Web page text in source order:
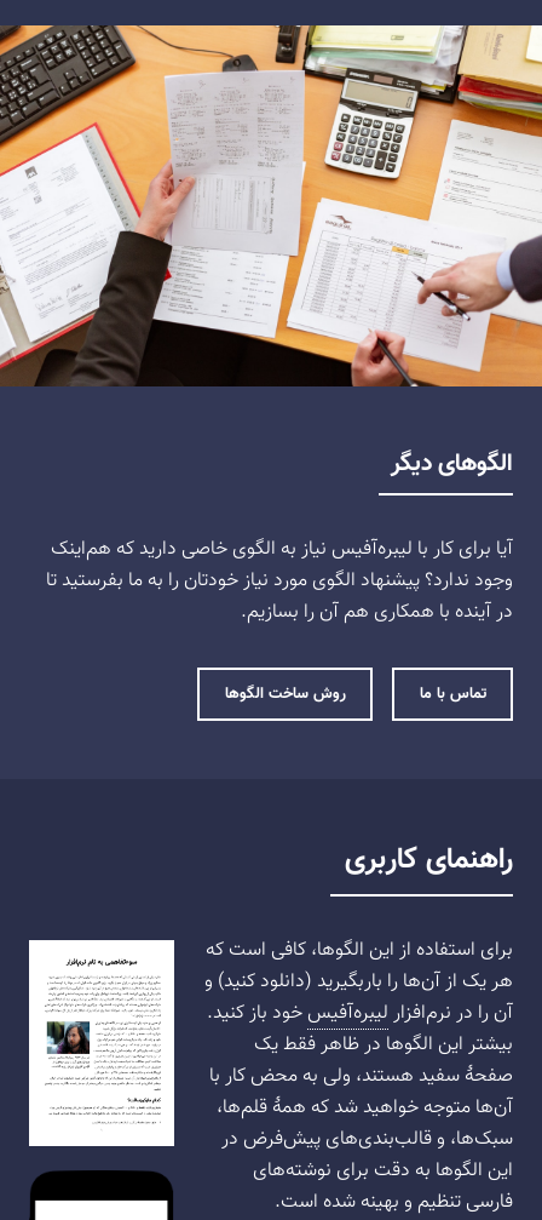
الگوهای دیگر
آیا برای کار با لیبره‌آفیس نیاز به الگوی خاصی دارید که هم‌اینک
وجود ندارد؟ پیشنهاد الگوی مورد نیاز خودتان را به ما بفرستید تا
در آینده با همکاری هم آن را بسازیم.
تماس با ما روش ساخت الگوها
راهنمای کاربری
برای استفاده از این الگوها، کافی است که
هر یک از آن‌ها را باربگیرید (دانلود کنید) و
آن را در نرم‌افزار لیبره‌آفیس خود باز کنید.
بیشتر این الگوها در ظاهر فقط یک
صفحهٔ سفید هستند، ولی به محض کار با
آن‌ها متوجه خواهید شد که همهٔ قلم‌ها،
سبک‌ها، و قالب‌بندی‌های پیش‌فرض در
این الگوها به دقت برای نوشته‌های
فارسی تنظیم و بهینه شده است.